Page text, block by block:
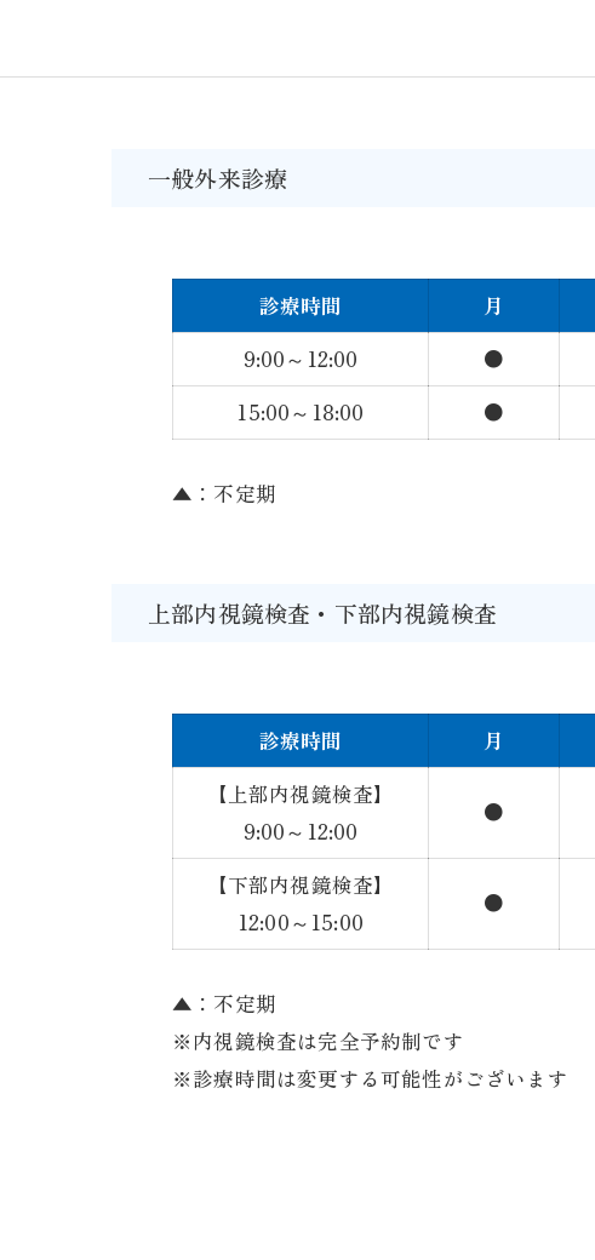
一般外来診療
診療時間 月
9:00～12:00
●
15:00～18:00
●
▲：不定期
上部内視鏡検査・下部内視鏡検査
診療時間 月
【上部内視鏡検査】
9:00～12:00
●
【下部内視鏡検査】
12:00～15:00
●
▲：不定期
※内視鏡検査は完全予約制です
※診療時間は変更する可能性がございます